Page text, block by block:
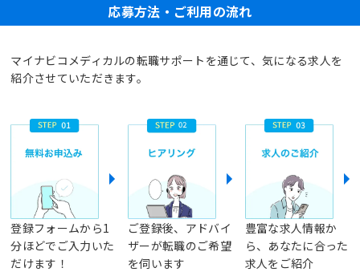
応募方法・ご利用の流れ
マイナビコメディカルの転職サポートを通じて、気になる求人を
紹介させていただきます。
登録フォームから1
分ほどでご入力いた
だけます！
ご登録後、アドバイ
ザーが転職のご希望
を伺います
豊富な求人情報か
ら、あなたに合った
求人をご紹介